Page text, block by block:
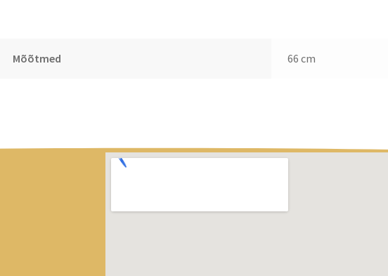
Mõõtmed 66 cm